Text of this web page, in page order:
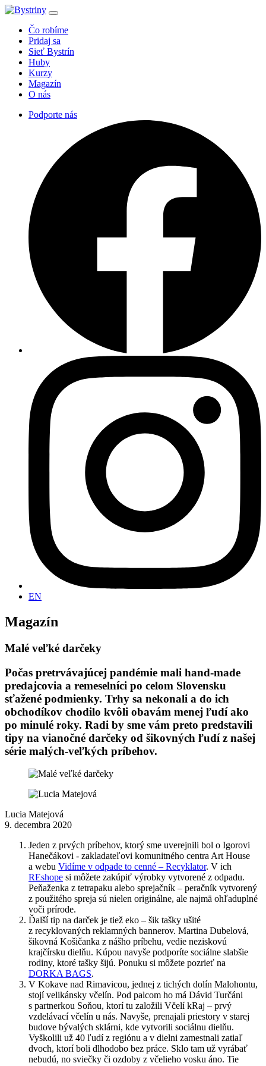
Čo robíme
Pridaj sa
Sieť Bystrín
Huby
Kurzy
Magazín
O nás
Podporte nás
EN
Magazín
Malé veľké darčeky
Počas pretrvávajúcej pandémie mali hand-made
predajcovia a remeselníci po celom Slovensku
sťažené podmienky. Trhy sa nekonali a do ich
obchodíkov chodilo kvôli obavám menej ľudí ako
po minulé roky. Radi by sme vám preto predstavili
tipy na vianočné darčeky od šikovných ľudí z našej
série malých-veľkých príbehov.
Lucia Matejová
9. decembra 2020
Jeden z prvých príbehov, ktorý sme uverejnili bol o Igorovi
Hanečákovi - zakladateľovi komunitného centra Art House
a webu Vidíme v odpade to cenné – Recyklator. V ich
REshope si môžete zakúpiť výrobky vytvorené z odpadu.
Peňaženka z tetrapaku alebo sprejačník – peračník vytvorený
z použitého spreja sú nielen originálne, ale najmä ohľaduplné
voči prírode.
Ďalší tip na darček je tiež eko – šik tašky ušité
z recyklovaných reklamných bannerov. Martina Dubelová,
šikovná Košičanka z nášho príbehu, vedie neziskovú
krajčírsku dielňu. Kúpou navyše podporíte sociálne slabšie
rodiny, ktoré tašky šijú. Ponuku si môžete pozrieť na
DORKA BAGS.
V Kokave nad Rimavicou, jednej z tichých dolín Malohontu,
stojí velikánsky včelín. Pod palcom ho má Dávid Turčáni
s partnerkou Soňou, ktorí tu založili Včelí kRaj – prvý
vzdelávací včelín u nás. Navyše, prenajali priestory v starej
budove bývalých sklárni, kde vytvorili sociálnu dielňu.
Vyškolili už 40 ľudí z regiónu a v dielni zamestnali zatiaľ
dvoch, ktorí boli dlhodobo bez práce. Sklo tam už vyrábať
nebudú, no sviečky či ozdoby z včelieho vosku áno. Tie